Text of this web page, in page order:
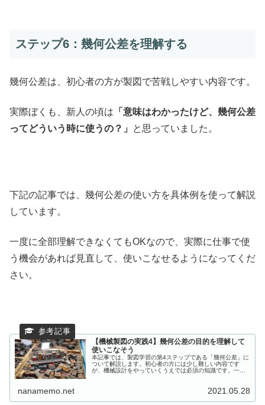
ステップ6：幾何公差を理解する
幾何公差は、初心者の方が製図で苦戦しやすい内容です。
実際ぼくも、新人の頃は 「意味はわかったけど、幾何公差
ってどういう時に使うの？」
と思っていました。
下記の記事では、幾何公差の使い方を具体例を使って解説
しています。
一度に全部理解できなくてもOKなので、実際に仕事で使
う機会があれば見直して、使いこなせるようになってくだ
さい。
【機械製図の実践4】幾何公差の目的を理解して
使いこなそう
本記事では、製図学習の第4ステップである「幾何公差」に
ついて解説します。初心者の方には少し難しい内容です
が、機械設計をやっていくうえでは必須の知識です。一度
nanamemo.net 2021.05.28